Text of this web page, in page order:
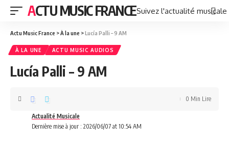
ACTU MUSIC FRANCESuivez l'actualité
Actu Music France >À la une >Lucía Palli – 9 AM
À LA UNE ACTU MUSIC AUDIOS
Lucía Palli – 9 AM
Dernière mise à jour : 2026/06/07 at 10:54 AM
Actualité Musicale
0 Min Lire